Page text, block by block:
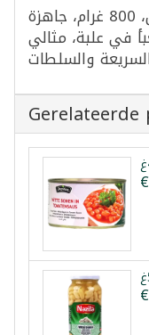
فاصوليا جامبو مسلوقة من تازيدين، 800 غرام، جاهزة
في علبة، مثالي